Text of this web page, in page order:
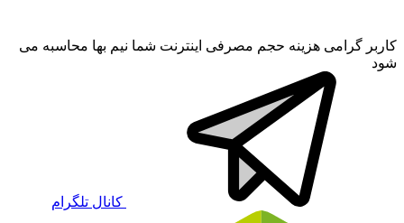
کاربر گرامی هزینه حجم مصرفی اینترنت شما نیم بها محاسبه می
شود
کانال تلگرام